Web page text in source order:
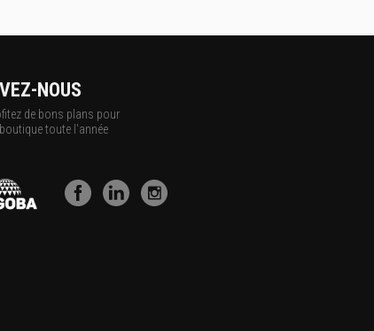
NOUS
de bons plans pour
toute l'année